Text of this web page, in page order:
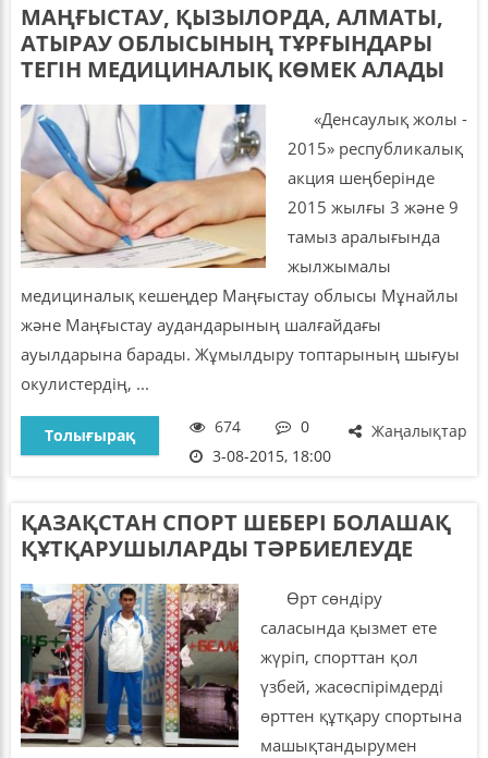
МАҢҒЫСТАУ, ҚЫЗЫЛОРДА, АЛМАТЫ,
АТЫРАУ ОБЛЫСЫНЫҢ ТҰРҒЫНДАРЫ
ТЕГІН МЕДИЦИНАЛЫҚ КӨМЕК АЛАДЫ
«Денсаулық жолы -
2015» республикалық
акция шеңберінде
2015 жылғы 3 және 9
тамыз аралығында
жылжымалы
медициналық кешеңдер Маңғыстау облысы Мұнайлы
және Маңғыстау аудандарының шалғайдағы
ауылдарына барады. Жұмылдыру топтарының шығуы
окулистердің, ...
Жаңалықтар
Толығырақ 674
0
3-08-2015, 18:00
ҚАЗАҚСТАН СПОРТ ШЕБЕРІ БОЛАШАҚ
ҚҰТҚАРУШЫЛАРДЫ ТӘРБИЕЛЕУДЕ
Өрт сөндіру
саласында қызмет ете
жүріп, спорттан қол
үзбей, жасөспірімдерді
өрттен құтқару спортына
машықтандырумен